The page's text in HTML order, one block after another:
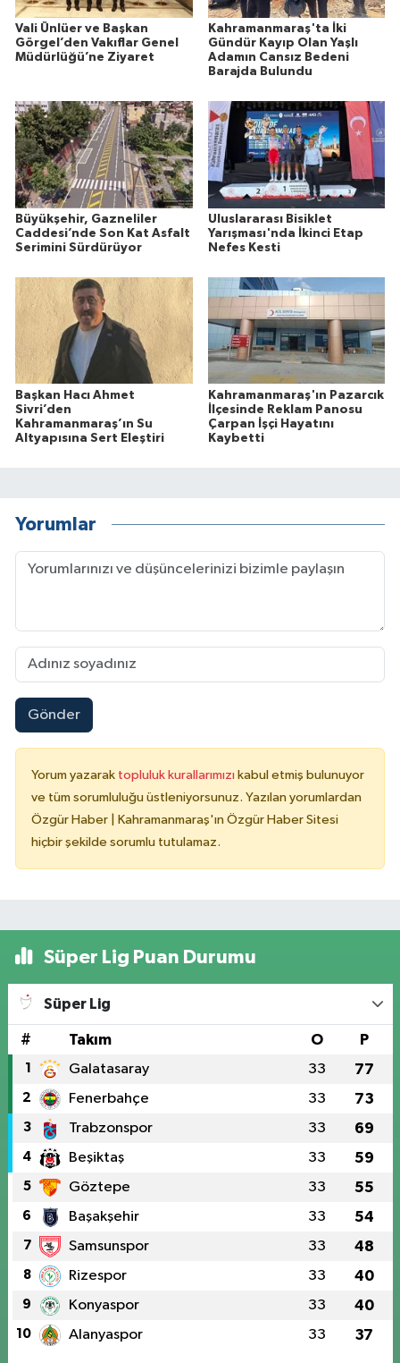
Vali Ünlüer ve Başkan
Görgel’den Vakıflar Genel
Müdürlüğü’ne Ziyaret
Kahramanmaraş'ta İki
Gündür Kayıp Olan Yaşlı
Adamın Cansız Bedeni
Barajda Bulundu
Büyükşehir, Gazneliler
Caddesi’nde Son Kat Asfalt
Serimini Sürdürüyor
Uluslararası Bisiklet
Yarışması'nda İkinci Etap
Nefes Kesti
Başkan Hacı Ahmet
Sivri’den
Kahramanmaraş’ın Su
Altyapısına Sert Eleştiri
Kahramanmaraş'ın Pazarcık
İlçesinde Reklam Panosu
Çarpan İşçi Hayatını
Kaybetti
Yorumlar
Gönder
Yorum yazarak topluluk kurallarımızı kabul etmiş bulunuyor
ve tüm sorumluluğu üstleniyorsunuz. Yazılan yorumlardan
Özgür Haber | Kahramanmaraş'ın Özgür Haber Sitesi
hiçbir şekilde sorumlu tutulamaz.
Süper Lig Puan Durumu
Süper Lig
# Takım O P
1 Galatasaray 33 77
2 Fenerbahçe 33 73
3 Trabzonspor 33 69
4 Beşiktaş 33 59
5 Göztepe 33 55
6 Başakşehir 33 54
7 Samsunspor 33 48
8 Rizespor 33 40
9 Konyaspor 33 40
10 Alanyaspor 33 37